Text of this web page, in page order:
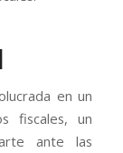
en un
fiscales, un
ante las